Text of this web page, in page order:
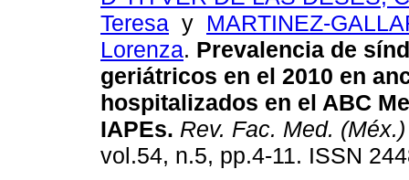
Teresa y MARTINEZ-
Lorenza. Prevalencia de
geriátricos en el 2010 en
hospitalizados en el ABC
IAPEs. Rev. Fac. Med. (Méx.)
vol.54, n.5, pp.4-11. ISSN